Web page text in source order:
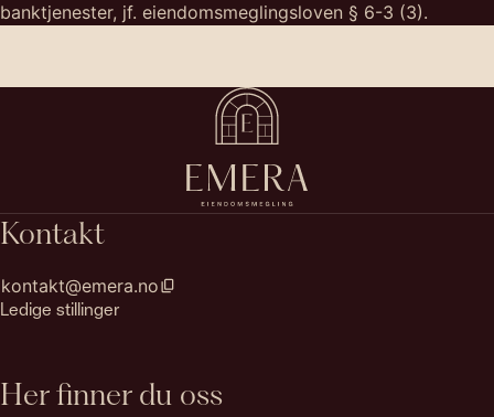
banktjenester, jf. eiendomsmeglingsloven § 6-3 (3).
Kontakt
kontakt@emera.no
Ledige stillinger
Her finner du oss